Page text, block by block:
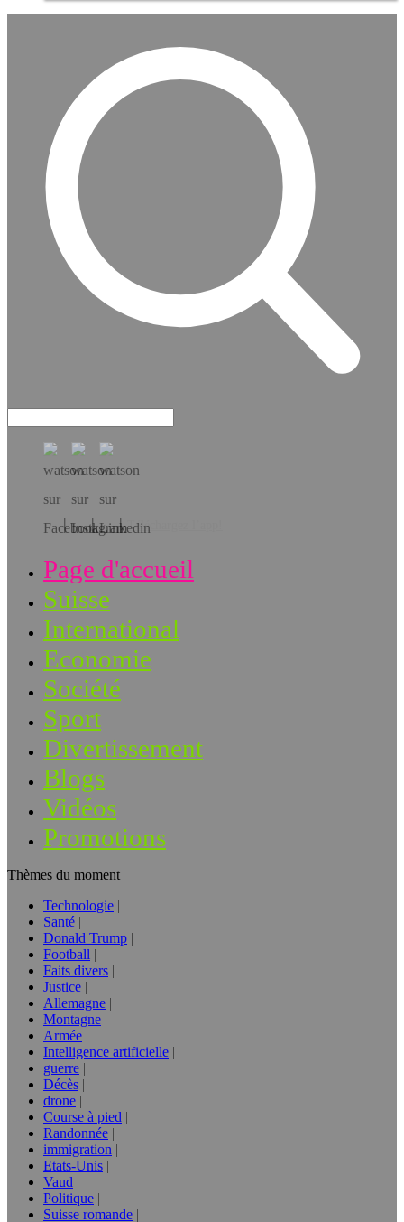
Téléchargez l’app!
Page d'accueil
Suisse
International
Economie
Société
Sport
Divertissement
Blogs
Vidéos
Promotions
Thèmes du moment
Technologie
Santé
Donald Trump
Football
Faits divers
Justice
Allemagne
Montagne
Armée
Intelligence artificielle
guerre
Décès
drone
Course à pied
Randonnée
immigration
Etats-Unis
Vaud
Politique
Suisse romande